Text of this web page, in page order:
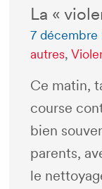
La «
7 décembre
autres,
Ce matin,
course
bien
parents,
le